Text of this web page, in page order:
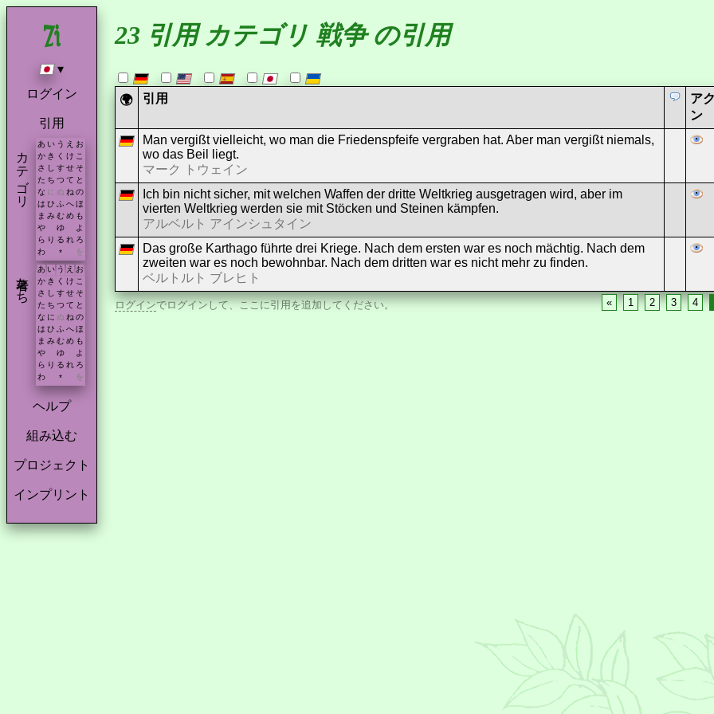
▾
ログイン
引用
カテゴリ あ い う え お
か き く け こ
さ し す せ そ
た ち つ て と
な に ぬ ね の
は ひ ふ へ ほ
ま み む め も
や
ゆ
よ
ら り る れ ろ
わ
* を
著者たち あ い う え お
か き く け こ
さ
し す せ そ
た ち つ て と
な に ぬ ね の
は ひ ふ へ ほ
ま み む め も
や
ゆ
よ
ら り る れ ろ
わ
* を
ヘルプ
組み込む
プロジェクト
インプリント
23 引用 カテゴリ 戦争 の引用
🌍 引用
ア
ン
Man vergißt vielleicht, wo man die Friedenspfeife vergraben hat. Aber man vergißt niemals,
wo das Beil liegt.
マーク トウェイン
Ich bin nicht sicher, mit welchen Waffen der dritte Weltkrieg ausgetragen wird, aber im
vierten Weltkrieg werden sie mit Stöcken und Steinen kämpfen.
アルベルト アインシュタイン
Das große Karthago führte drei Kriege. Nach dem ersten war es noch mächtig. Nach dem
zweiten war es noch bewohnbar. Nach dem dritten war es nicht mehr zu finden.
ベルトルト ブレヒト
« 1 2 3 4
ログインでログインして、ここに引用を追加してください。